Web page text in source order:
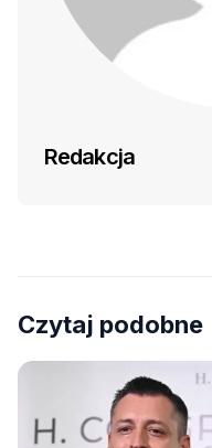
Redakcja
Czytaj podobne